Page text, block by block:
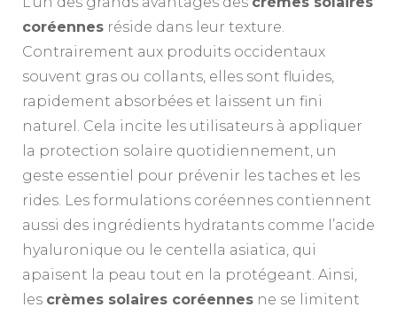
coréennes réside dans leur texture.
Contrairement aux produits occidentaux
souvent gras ou collants, elles sont fluides,
rapidement absorbées et laissent un fini
naturel. Cela incite les utilisateurs à appliquer
la protection solaire quotidiennement, un
geste essentiel pour prévenir les taches et les
rides. Les formulations coréennes contiennent
aussi des ingrédients hydratants comme l’acide
hyaluronique ou le centella asiatica, qui
apaisent la peau tout en la protégeant. Ainsi,
les crèmes solaires coréennes ne se limitent